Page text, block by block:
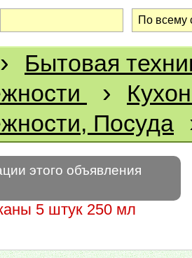
›
Бытовая
›
Посуда
этого объявления
5 штук 250 мл